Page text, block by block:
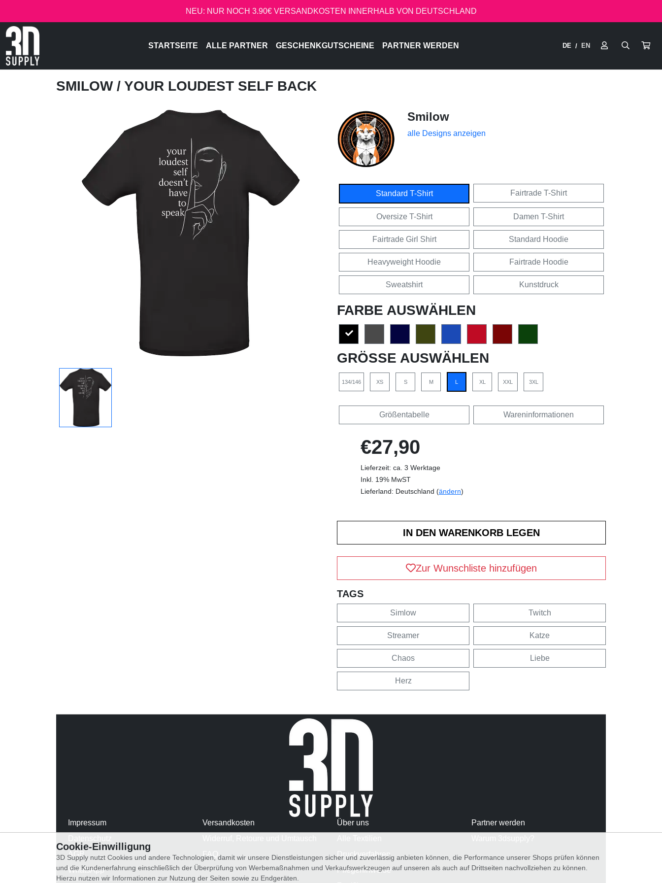
NEU: NUR NOCH 3.90€ VERSANDKOSTEN INNERHALB VON DEUTSCHLAND
STARTSEITE ALLE PARTNER GESCHENKGUTSCHEINE PARTNER WERDEN DE / EN
SMILOW / YOUR LOUDEST SELF BACK
Smilow
alle Designs anzeigen
Standard T-Shirt Fairtrade T-Shirt
Oversize T-Shirt Damen T-Shirt
Fairtrade Girl Shirt Standard Hoodie
Heavyweight Hoodie Fairtrade Hoodie
Sweatshirt Kunstdruck
FARBE AUSWÄHLEN
GRÖSSE AUSWÄHLEN
134/146 XS S M XL XXL 3XL
Größentabelle Wareninformationen
€27,90
Lieferzeit: ca. 3 Werktage
Inkl. 19% MwST
Lieferland: Deutschland (ändern)
Zur Wunschliste hinzufügen
TAGS
Simlow Twitch
Streamer Katze
Chaos Liebe
Herz
Impressum
AGB
WhatsApp
Versandkosten
FAQ
Über uns
Druckverfahren
Pflegehinweise
Partner werden
Cookie-Einwilligung
3D Supply nutzt Cookies und andere Technologien, damit wir unsere Dienstleistungen sicher und zuverlässig anbieten können, die Performance unserer Shops prüfen können
und die Kundenerfahrung einschließlich der Überprüfung von Werbemaßnahmen und Verkaufswerkzeugen auf unseren als auch auf Drittseiten nachvollziehen zu können.
Hierzu nutzen wir Informationen zur Nutzung der Seiten sowie zu Endgeräten.